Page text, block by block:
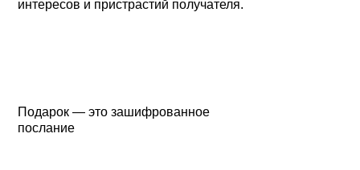
Подарок — это зашифрованное
послание
интересов и пристрастий получателя.